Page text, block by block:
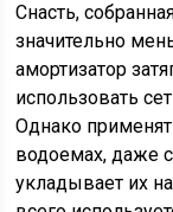
Снасть,
значительно
амортизатор
использовать
Однако
водоемах, даже
укладывает их